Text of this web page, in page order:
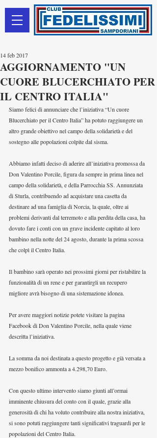
AGGIORNAMENTO "UN
CUORE BLUCERCHIATO PER
IL CENTRO ITALIA"
14 feb 2017
Siamo felici di annunciare che l’iniziativa “Un cuore
Blucerchiato per il Centro Italia” ha potuto raggiungere un
altro grande obiettivo nel campo della solidarietà e del
sostegno alle popolazioni colpite dal sisma.
Abbiamo infatti deciso di aderire all’iniziativa promossa da
Don Valentino Porcile, figura da sempre in prima linea nel
campo della solidarietà, e della Parrocchia SS. Annunziata
di Sturla, contribuendo ad acquistare una casetta da
destinare ad una famiglia di Norcia, la quale, oltre ai
problemi derivanti dal terremoto e alla perdita della casa, ha
dovuto fare i conti con un grave incidente capitato al loro
bambino nella notte del 24 agosto, durante la prima scossa
che colpì il Centro Italia.
Il bambino sarà operato nei prossimi giorni per ristabilire la
funzionalità di un rene e per garantirgli un recupero
migliore avrà bisogno di una sistemazione idonea.
Per avere maggiori notizie potete visitare la pagina
Facebook di Don Valentino Porcile, nella quale viene
descritta l’iniziativa.
La somma da noi destinata a questo progetto e già versata a
mezzo bonifico ammonta a 4.298,70 Euro.
Con questo ultimo intervento siamo giunti all’ormai
imminente chiusura del conto con il quale, grazie alla
generosità di chi ha voluto contribuire alla nostra iniziativa,
si sono potuti raggiungere tanti significativi traguardi per le
popolazioni del Centro Italia.